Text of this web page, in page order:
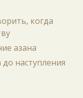
когда
азана
наступления